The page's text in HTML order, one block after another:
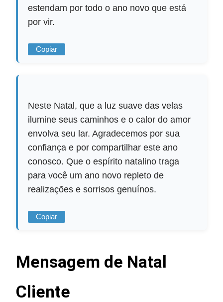
estendam por todo o ano novo que está
por vir.
Copiar
Neste Natal, que a luz suave das velas
ilumine seus caminhos e o calor do amor
envolva seu lar. Agradecemos por sua
confiança e por compartilhar este ano
conosco. Que o espírito natalino traga
para você um ano novo repleto de
realizações e sorrisos genuínos.
Copiar
Mensagem de Natal
Cliente